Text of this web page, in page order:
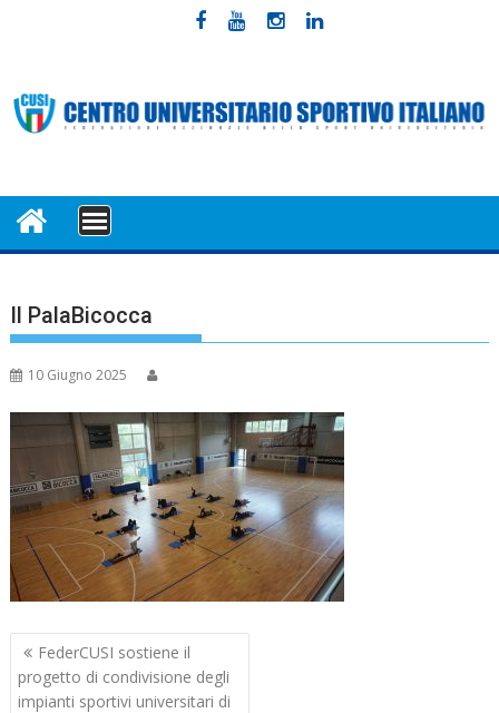
MENU
Il PalaBicocca
10 Giugno 2025
Navigazione
articoli
FederCUSI sostiene il
progetto di condivisione degli
impianti sportivi universitari di